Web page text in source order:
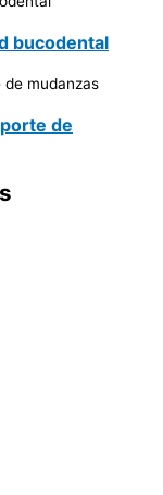
bucodental
de